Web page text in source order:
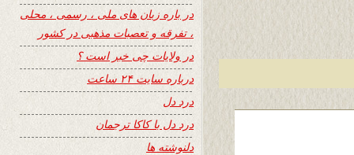
در باره زبان های ملی ، رسمی ، محلی
، تفرقه و تعصبات مذهبی در کشور
در ولایات چی خبر است ؟
درباره سایت ۲۴ ساعت
درد دل
درد دل با کاکا ترجمان
دلنوشته ها